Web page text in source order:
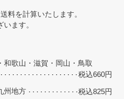
料を計算いたします。
ます。
和歌山・滋賀・岡山・鳥取
税込660円
州地方
税込825円